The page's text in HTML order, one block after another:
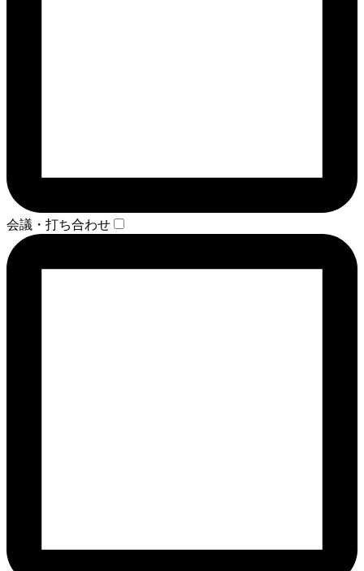
会議・打ち合わせ